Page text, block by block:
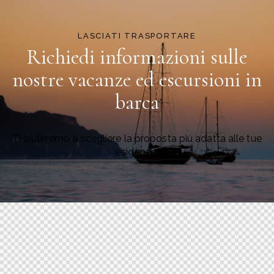
LASCIATI TRASPORTARE
Richiedi informazioni sulle
nostre vacanze ed escursioni in
barca
Ti aiuteremo a scegliere la proposta più adatta alle tue
esigenze.